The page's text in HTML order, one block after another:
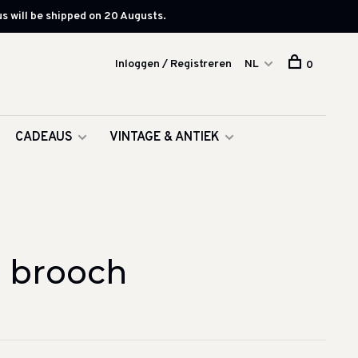
will be shipped on 20 Augusts.
CADEAUS
VINTAGE & ANTIEK
Inloggen / Registreren NL 0
brooch